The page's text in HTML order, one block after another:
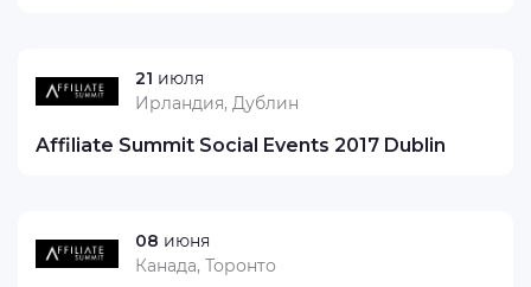
21 июля
Affiliate Summit Social Events 2017 Dublin
Ирландия, Дублин
08 июня
Канада, Торонто